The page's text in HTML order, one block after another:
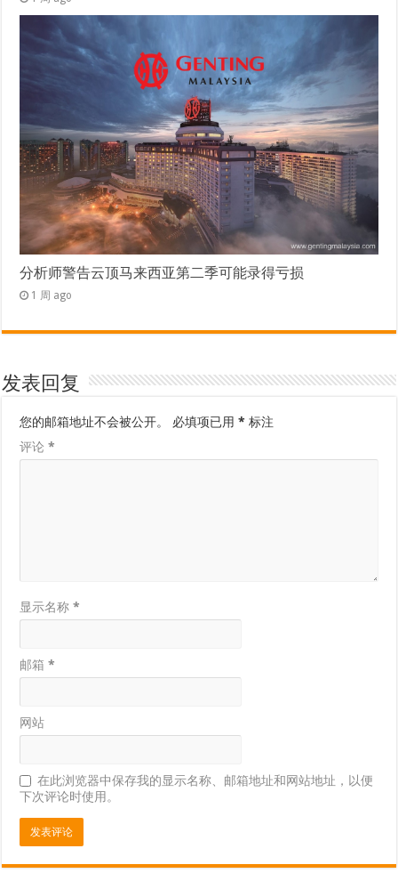
分析师警告云顶马来西亚第二季可能录得亏损
1 周 ago
发表回复
您的邮箱地址不会被公开。 必填项已用* 标注
评论*
显示名称*
邮箱*
网站
在此浏览器中保存我的显示名称、邮箱地址和网站地址，以便
下次评论时使用。